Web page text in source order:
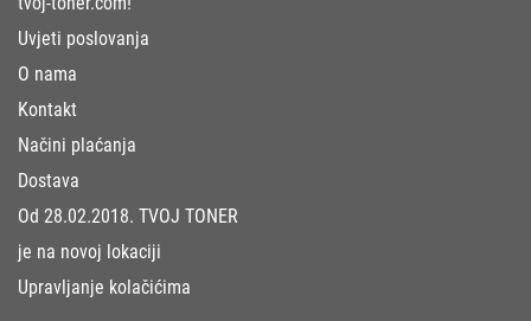
Uvjeti poslovanja
O nama
Kontakt
Načini plaćanja
Dostava
Od 28.02.2018. TVOJ TONER
je na novoj lokaciji
Upravljanje kolačićima